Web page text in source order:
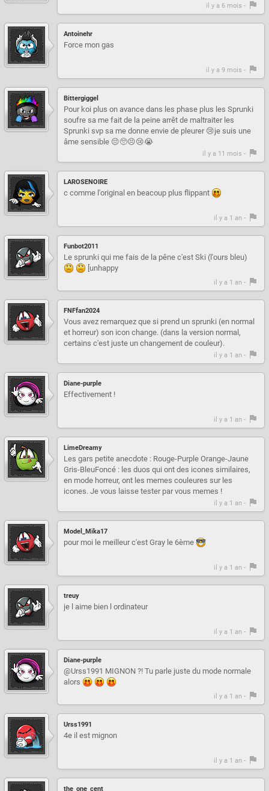
il y a 6 mois -
Antoinehr
Force mon gas
il y a 9 mois -
Bittergiggel
Pour koi plus on avance dans les phase plus les Sprunki
soufre sa me fait de la peine arrêt de maltraiter les
Sprunki svp sa me donne envie de pleurer 😢je suis une
âme sensible 😔🥺😣😢😭
il y a 11 mois -
LAROSENOIRE
c comme l'original en beacoup plus flippant
il y a 1 an -
Funbot2011
Le sprunki qui me fais de la pêne c'est Ski (l'ours bleu)
[unhappy
il y a 1 an -
FNFfan2024
Vous avez remarquez que si prend un sprunki (en normal
et horreur) son icon change. (dans la version normal,
certains c'est juste un changement de couleur).
il y a 1 an -
Diane-purple
Effectivement !
il y a 1 an -
LimeDreamy
Les gars petite anecdote : Rouge-Purple Orange-Jaune
Gris-BleuFoncé : les duos qui ont des icones similaires,
en mode horreur, ont les memes couleures sur les
icones. Je vous laisse tester par vous memes !
il y a 1 an -
Model_Mika17
pour moi le meilleur c'est Gray le 6ème
il y a 1 an -
treuy
je l aime bien l ordinateur
il y a 1 an -
Diane-purple
@Urss1991 MIGNON ?! Tu parle juste du mode normale
alors
il y a 1 an -
Urss1991
4e il est mignon
il y a 1 an -
the_one_cent